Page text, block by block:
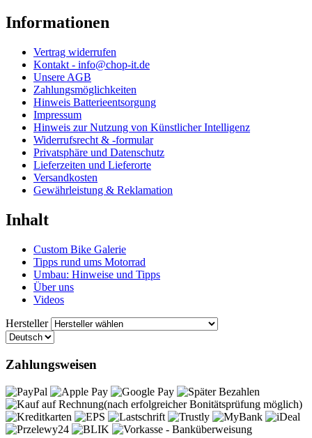
Informationen
Vertrag widerrufen
Kontakt - info@chop-it.de
Unsere AGB
Zahlungsmöglichkeiten
Hinweis Batterieentsorgung
Impressum
Hinweis zur Nutzung von Künstlicher Intelligenz
Widerrufsrecht & -formular
Privatsphäre und Datenschutz
Lieferzeiten und Lieferorte
Versandkosten
Gewährleistung & Reklamation
Inhalt
Custom Bike Galerie
Tipps rund ums Motorrad
Umbau: Hinweise und Tipps
Über uns
Videos
Hersteller
Zahlungsweisen